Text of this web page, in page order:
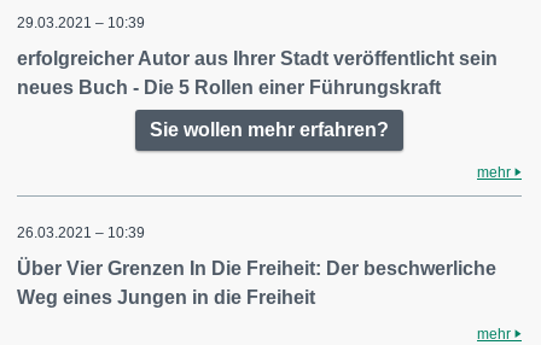
29.03.2021 – 10:39
erfolgreicher Autor aus Ihrer Stadt veröffentlicht sein
neues Buch - Die 5 Rollen einer Führungskraft
Sie wollen mehr erfahren?
mehr
26.03.2021 – 10:39
Über Vier Grenzen In Die Freiheit: Der beschwerliche
Weg eines Jungen in die Freiheit
mehr